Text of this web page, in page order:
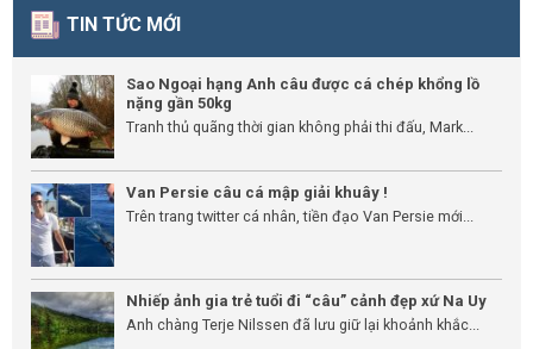
TIN TỨC MỚI
Sao Ngoại hạng Anh câu được cá chép khổng lồ
nặng gần 50kg
Tranh thủ quãng thời gian không phải thi đấu, Mark...
Van Persie câu cá mập giải khuây !
Trên trang twitter cá nhân, tiền đạo Van Persie mới...
Nhiếp ảnh gia trẻ tuổi đi “câu” cảnh đẹp xứ Na Uy
Anh chàng Terje Nilssen đã lưu giữ lại khoảnh khắc...